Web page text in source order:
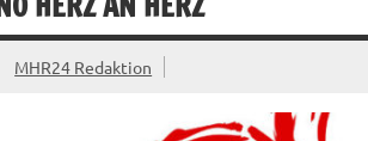
MHR24 Redaktion